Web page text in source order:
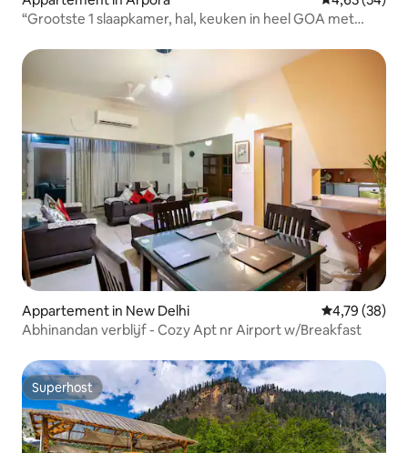
“Grootste 1 slaapkamer, hal, keuken in heel GOA met
Appartement in New Delhi Gemiddelde
4,79 (38)
Abhinandan verblijf - Cozy Apt nr Airport w/Breakfast
Superhost
Superhost